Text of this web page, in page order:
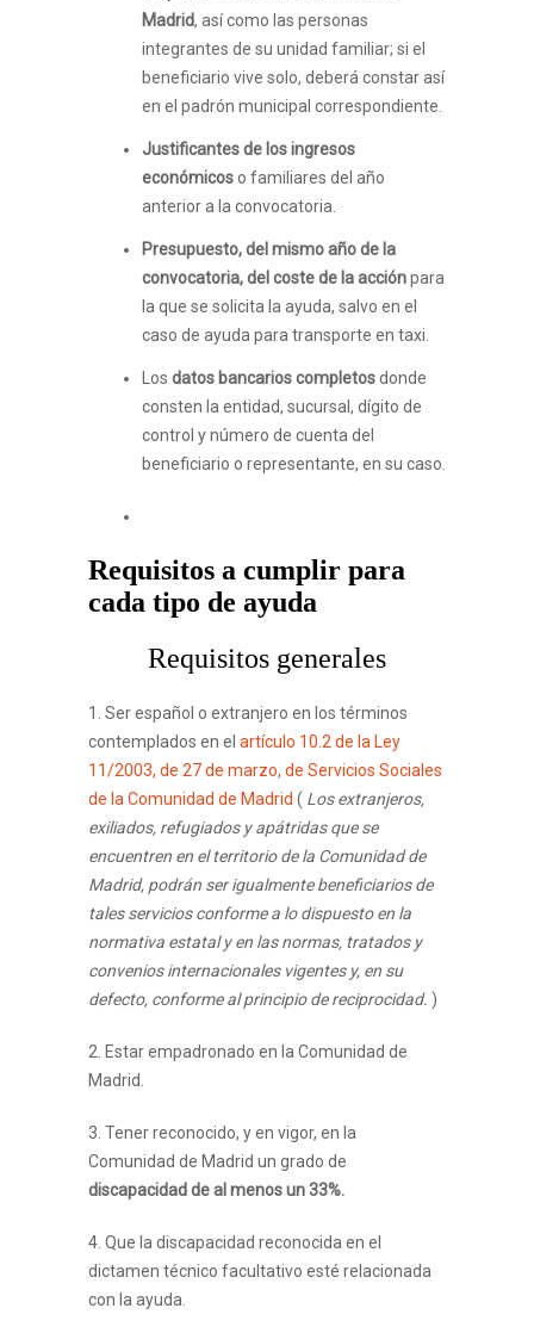
Madrid, así como las personas
integrantes de su unidad familiar; si el
beneficiario vive solo, deberá constar así
en el padrón municipal correspondiente.
Justificantes de los ingresos
económicoso familiares del año
anterior a la convocatoria.
Presupuesto, del mismo año de la
convocatoria, del coste de la acciónpara
la que se solicita la ayuda, salvo en el
caso de ayuda para transporte en taxi.
Los datos bancarios completosdonde
consten la entidad, sucursal, dígito de
control y número de cuenta del
beneficiario o representante, en su caso.
Requisitos a cumplir para
cada tipo de ayuda
Requisitos generales
1. Ser español o extranjero en los términos
contemplados en el artículo 10.2 de la Ley
11/2003, de 27 de marzo, de Servicios Sociales
de la Comunidad de Madrid ( Los extranjeros,
exiliados, refugiados y apátridas que se
encuentren en el territorio de la Comunidad de
Madrid, podrán ser igualmente beneficiarios de
tales servicios conforme a lo dispuesto en la
normativa estatal y en las normas, tratados y
convenios internacionales vigentes y, en su
defecto, conforme al principio de reciprocidad. )
2. Estar empadronado en la Comunidad de
Madrid.
3. Tener reconocido, y en vigor, en la
Comunidad de Madrid un grado de
discapacidad de al menos un 33%.
4. Que la discapacidad reconocida en el
dictamen técnico facultativo esté relacionada
con la ayuda.